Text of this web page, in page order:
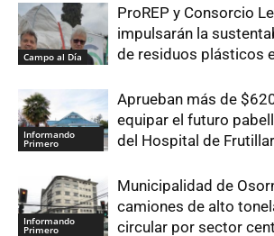
Campo al Día
ProREP y Consorcio
impulsarán la
de residuos plásticos
Informando
Primero
Aprueban más de
equipar el futuro
del Hospital de Frutillar
Informando
Primero
Municipalidad de
camiones de alto
circular por sector